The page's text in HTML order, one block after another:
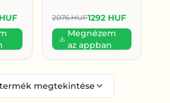
2076 HUF1292 HUF
Megnézem
az appban
megtekintése